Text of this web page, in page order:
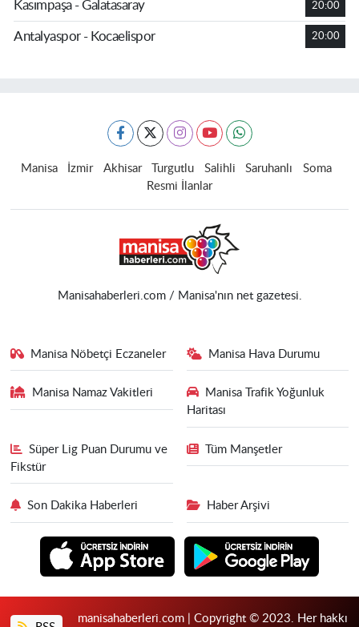
Kasımpaşa - Galatasaray 20:00
Antalyaspor - Kocaelispor 20:00
Manisa İzmir Akhisar Turgutlu Salihli Saruhanlı
Soma
Resmi İlanlar
Manisahaberleri.com / Manisa'nın net gazetesi.
Manisa Nöbetçi Eczaneler Manisa Hava Durumu
Manisa Namaz Vakitleri
Manisa Trafik Yoğunluk
Haritası
Süper Lig Puan Durumu ve
Fikstür
Tüm Manşetler
Son Dakika Haberleri Haber Arşivi
manisahaberleri.com | Copyright © 2023. Her hakkı